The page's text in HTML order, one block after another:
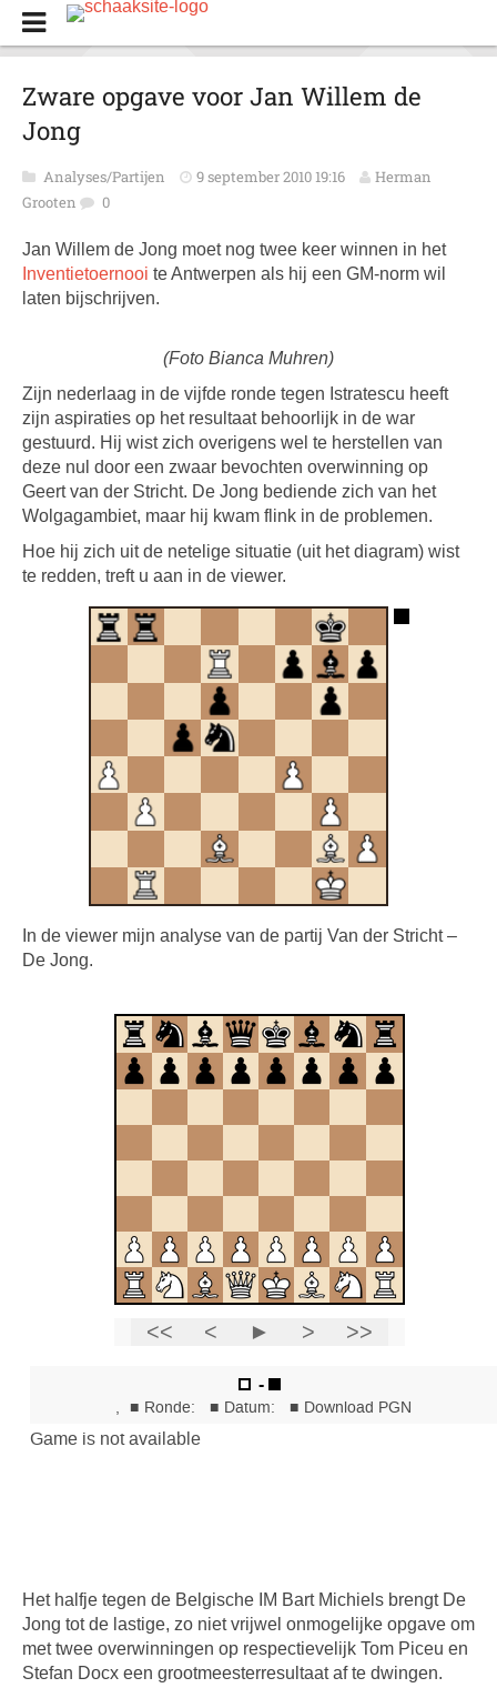
Zware opgave voor Jan Willem de
Jong
Analyses/Partijen 9 september 2010 19:16
Herman
Grooten
0
Jan Willem de Jong moet nog twee keer winnen in het
Inventietoernooi te Antwerpen als hij een GM-norm wil
laten bijschrijven.
(Foto Bianca Muhren)
Zijn nederlaag in de vijfde ronde tegen Istratescu heeft
zijn aspiraties op het resultaat behoorlijk in de war
gestuurd. Hij wist zich overigens wel te herstellen van
deze nul door een zwaar bevochten overwinning op
Geert van der Stricht. De Jong bediende zich van het
Wolgagambiet, maar hij kwam flink in de problemen.
Hoe hij zich uit de netelige situatie (uit het diagram) wist
te redden, treft u aan in de viewer.
In de viewer mijn analyse van de partij Van der Stricht –
De Jong.
Het halfje tegen de Belgische IM Bart Michiels brengt De
Jong tot de lastige, zo niet vrijwel onmogelijke opgave om
met twee overwinningen op respectievelijk Tom Piceu en
Stefan Docx een grootmeesterresultaat af te dwingen.